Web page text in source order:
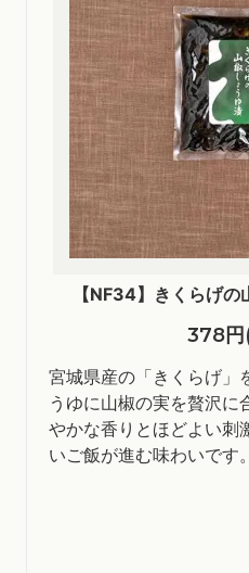
【NF34】きくらげ
378円
宮城県産の「きくらげ」
うゆに山椒の実を贅沢に
やかな香りとほどよい刺
いご飯が進む味わいです。